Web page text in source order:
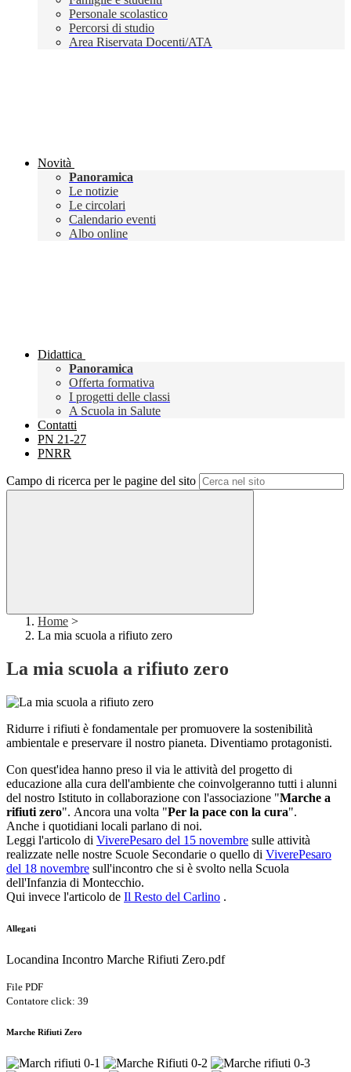
Personale scolastico
Percorsi di studio
Area Riservata Docenti/ATA
Novità
Panoramica
Le notizie
Le circolari
Calendario eventi
Albo online
Didattica
Panoramica
Offerta formativa
I progetti delle classi
A Scuola in Salute
Contatti
PN 21-27
PNRR
Campo di ricerca per le pagine del sito
Home >
La mia scuola a rifiuto zero
La mia scuola a rifiuto zero
Ridurre i rifiuti è fondamentale per promuovere la sostenibilità
ambientale e preservare il nostro pianeta. Diventiamo protagonisti.
Con quest'idea hanno preso il via le attività del progetto di
educazione alla cura dell'ambiente che coinvolgeranno tutti i alunni
del nostro Istituto in collaborazione con l'associazione "Marche a
rifiuti zero". Ancora una volta "Per la pace con la cura".
Anche i quotidiani locali parlano di noi.
Leggi l'articolo di ViverePesaro del 15 novembre sulle attività
realizzate nelle nostre Scuole Secondarie o quello di ViverePesaro
del 18 novembre sull'incontro che si è svolto nella Scuola
dell'Infanzia di Montecchio.
Qui invece l'articolo de Il Resto del Carlino .
Allegati
Locandina Incontro Marche Rifiuti Zero.pdf
File PDF
Contatore click: 39
Marche Rifiuti Zero